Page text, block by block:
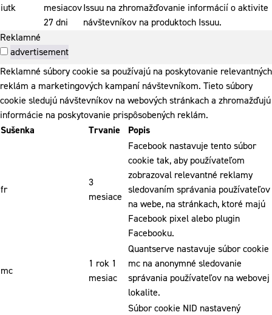
iutk
mesiacov
27 dni
Issuu na zhromažďovanie informácií o aktivite
návštevníkov na produktoch Issuu.
Reklamné
advertisement
Reklamné súbory cookie sa používajú na poskytovanie relevantných
reklám a marketingových kampaní návštevníkom. Tieto súbory
cookie sledujú návštevníkov na webových stránkach a zhromažďujú
informácie na poskytovanie prispôsobených reklám.
Sušenka
Trvanie Popis
fr
3
mesiace
Facebook nastavuje tento súbor
cookie tak, aby používateľom
zobrazoval relevantné reklamy
sledovaním správania používateľov
na webe, na stránkach, ktoré majú
Facebook pixel alebo plugin
Facebooku.
mc
1 rok 1
mesiac
Quantserve nastavuje súbor cookie
mc na anonymné sledovanie
správania používateľov na webovej
lokalite.
Súbor cookie NID nastavený